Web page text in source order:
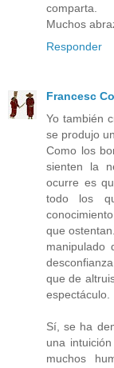
comparta.
Muchos
Responder
Francesc
Yo también
se produjo
Como los
sienten la
ocurre es
todo los
que
manipulado
que de
espectáculo.
Sí, se ha
una
muchos